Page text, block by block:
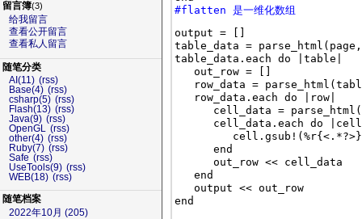
留言簿(3)
给我留言
查看公开留言
查看私人留言
随笔分类
AI(11) (rss)
Base(4) (rss)
csharp(5) (rss)
Flash(13) (rss)
Java(9) (rss)
OpenGL
(rss)
other(4) (rss)
Ruby(7) (rss)
Safe (rss)
UseTools(9) (rss)
WEB(18) (rss)
随笔档案
2022年10月 (205)
#flatten 是一维化数组
output = []
table_data =
table_data.each do |table|
   out_row = []
row_data =
   row_data.each do |row|
cell_data =
cell_data.each do
      end
      out_row << cell_data
   end
   output << out_row
end